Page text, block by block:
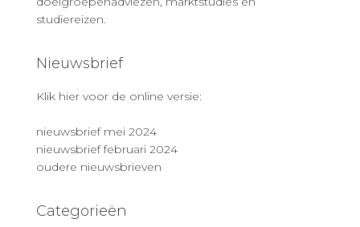
studiereizen.
Nieuwsbrief
Klik hier voor de online versie:
nieuwsbrief mei 2024
nieuwsbrief februari 2024
oudere nieuwsbrieven
Categorieën